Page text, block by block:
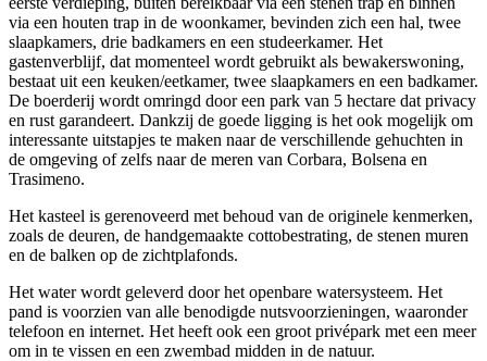
via een houten trap in de woonkamer, bevinden zich een hal, twee
slaapkamers, drie badkamers en een studeerkamer. Het
gastenverblijf, dat momenteel wordt gebruikt als bewakerswoning,
bestaat uit een keuken/eetkamer, twee slaapkamers en een badkamer.
De boerderij wordt omringd door een park van 5 hectare dat privacy
en rust garandeert. Dankzij de goede ligging is het ook mogelijk om
interessante uitstapjes te maken naar de verschillende gehuchten in
de omgeving of zelfs naar de meren van Corbara, Bolsena en
Trasimeno.
Het kasteel is gerenoveerd met behoud van de originele kenmerken,
zoals de deuren, de handgemaakte cottobestrating, de stenen muren
en de balken op de zichtplafonds.
Het water wordt geleverd door het openbare watersysteem. Het
pand is voorzien van alle benodigde nutsvoorzieningen, waaronder
telefoon en internet. Het heeft ook een groot privépark met een meer
om in te vissen en een zwembad midden in de natuur.